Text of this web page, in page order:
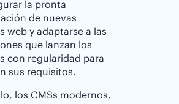
la pronta
de nuevas
web y adaptarse a las
que lanzan los
con regularidad para
sus requisitos.
los CMSs modernos,